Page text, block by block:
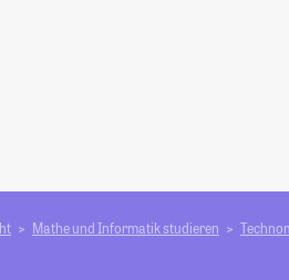
Mathe und Informatik studieren